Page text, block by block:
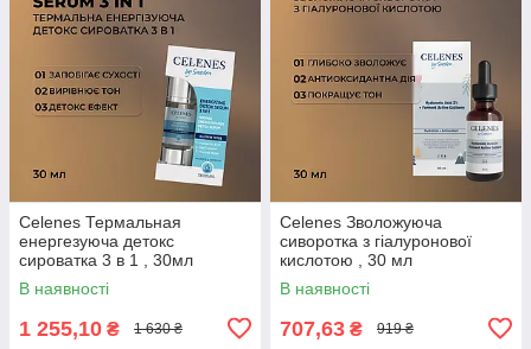
Celenes Термальная
енергезуюча детокс
сироватка 3 в 1 , 30мл
В наявності
1 255,10 ₴ 1 630 ₴
Celenes Зволожуюча
сиворотка з гіалуронової
кислотою , 30 мл
В наявності
707,63 ₴ 919 ₴